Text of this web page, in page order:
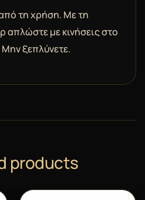
τη χρήση. Με τη
απλώστε με κινήσεις στο
ξεπλύνετε.
products